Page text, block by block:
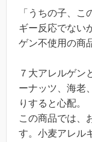
「うちの子、
ギー反応でない
ゲン不使用の商
７大アレルゲン
ーナッツ、海老
りすると心配。
この商品では、
す。小麦アレル